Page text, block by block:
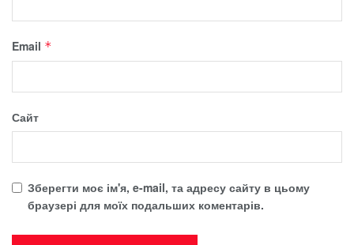
Email *
Сайт
Зберегти моє ім'я, e-mail, та адресу сайту в цьому
браузері для моїх подальших коментарів.